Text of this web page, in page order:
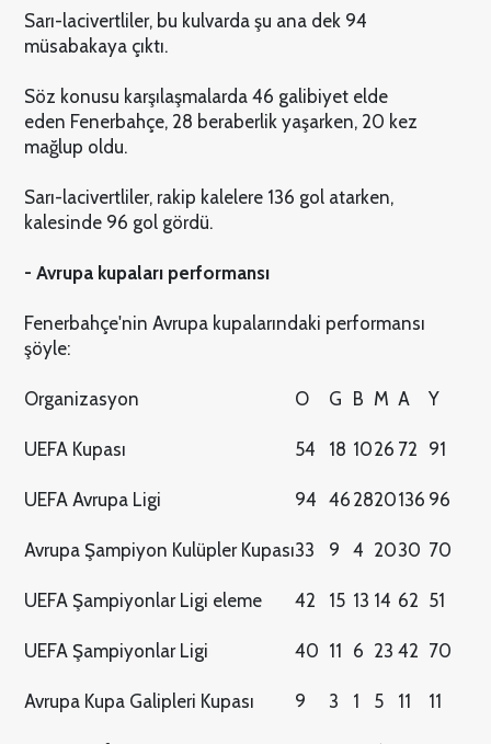
Sarı-lacivertliler, bu kulvarda şu ana dek 94
müsabakaya çıktı.
Söz konusu karşılaşmalarda 46 galibiyet elde
eden Fenerbahçe, 28 beraberlik yaşarken, 20 kez
mağlup oldu.
Sarı-lacivertliler, rakip kalelere 136 gol atarken,
kalesinde 96 gol gördü.
- Avrupa kupaları performansı
Fenerbahçe'nin Avrupa kupalarındaki performansı
şöyle:
Organizasyon O G B M A Y
UEFA Kupası 54 18 1026 72 91
UEFA Avrupa Ligi 94 46 2820136 96
Avrupa Şampiyon Kulüpler Kupası33 9 4 2030 70
UEFA Şampiyonlar Ligi eleme 42 15 13 14 62 51
UEFA Şampiyonlar Ligi 40 11 6 23 42 70
Avrupa Kupa Galipleri Kupası 9 3 1 5 11 11